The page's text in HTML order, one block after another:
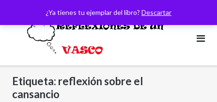
¿Ya tienes tu ejemplar del libro? Descartar
contenido
Etiqueta: reflexión sobre el
cansancio